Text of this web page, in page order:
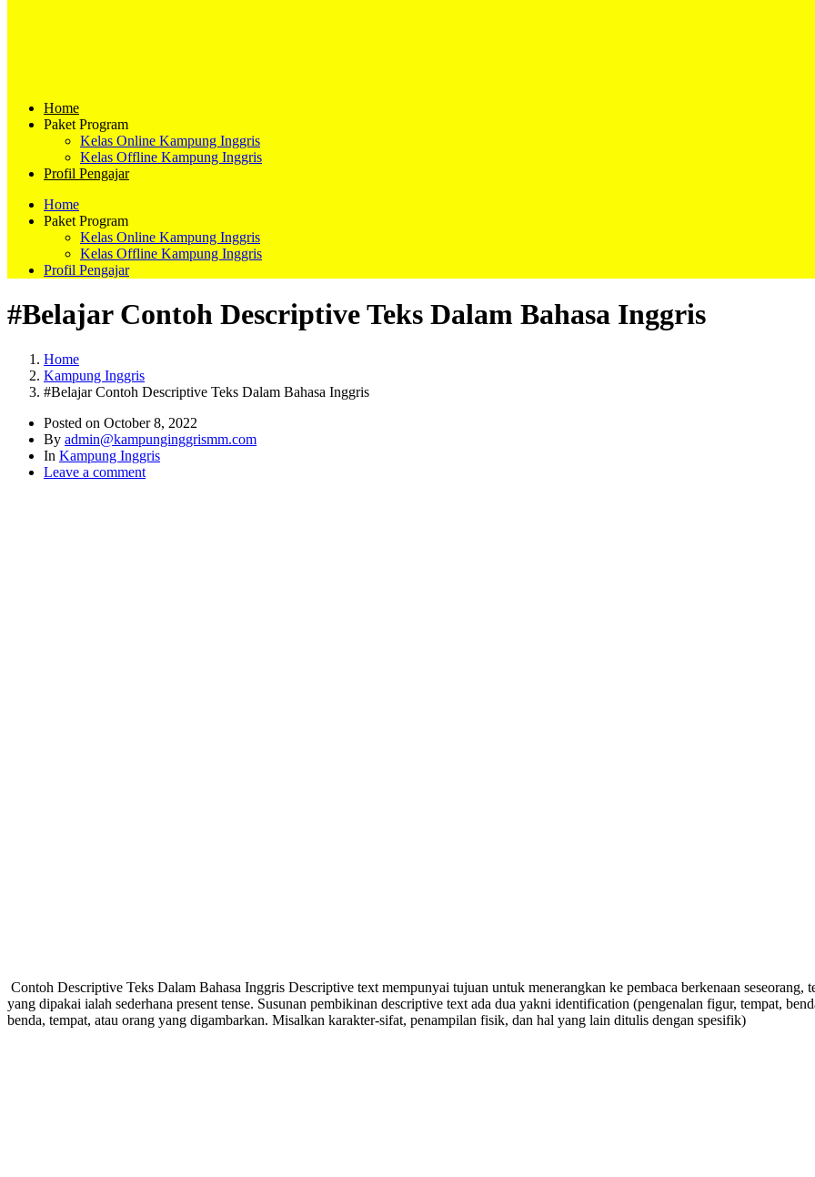
Home
Paket Program
Kelas Online Kampung Inggris
Kelas Offline Kampung Inggris
Profil Pengajar
Home
Paket Program
Kelas Online Kampung Inggris
Kelas Offline Kampung Inggris
Profil Pengajar
#Belajar Contoh Descriptive Teks Dalam Bahasa Inggris
Home
Kampung Inggris
#Belajar Contoh Descriptive Teks Dalam Bahasa Inggris
Posted on October 8, 2022
By admin@kampunginggrismm.com
In Kampung Inggris
Leave a comment
Contoh Descriptive Teks Dalam Bahasa Inggris Descriptive text mempunyai tujuan untuk menerangkan ke pembaca berkenaan seseorang,
yang dipakai ialah sederhana present tense. Susunan pembikinan descriptive text ada dua yakni identification (pengenalan figur, tempat,
benda, tempat, atau orang yang digambarkan. Misalkan karakter-sifat, penampilan fisik, dan hal yang lain ditulis dengan spesifik)